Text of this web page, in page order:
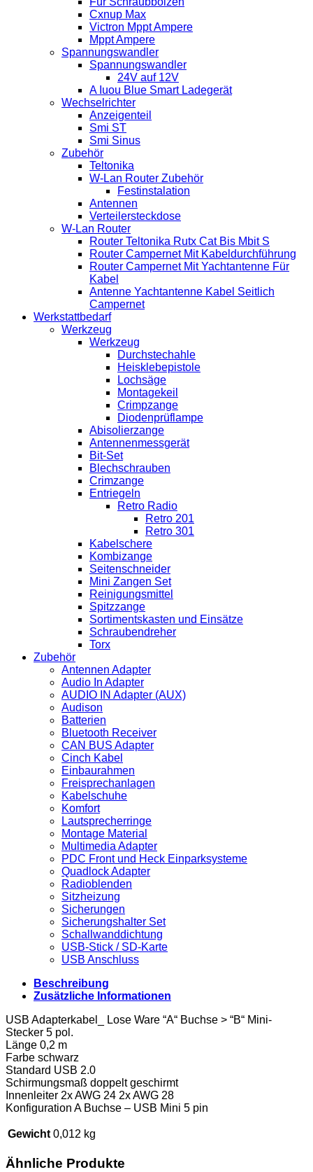
Cxnup Max
Victron Mppt Ampere
Mppt Ampere
Spannungswandler
Spannungswandler
24V auf 12V
A Iuou Blue Smart Ladegerät
Wechselrichter
Anzeigenteil
Smi ST
Smi Sinus
Zubehör
Teltonika
W-Lan Router Zubehör
Festinstalation
Antennen
Verteilersteckdose
W-Lan Router
Router Teltonika Rutx Cat Bis Mbit S
Router Campernet Mit Kabeldurchführung
Router Campernet Mit Yachtantenne Für
Kabel
Antenne Yachtantenne Kabel Seitlich
Campernet
Werkstattbedarf
Werkzeug
Werkzeug
Durchstechahle
Heisklebepistole
Lochsäge
Montagekeil
Crimpzange
Diodenprüflampe
Abisolierzange
Antennenmessgerät
Bit-Set
Blechschrauben
Crimzange
Entriegeln
Retro Radio
Retro 201
Retro 301
Kabelschere
Kombizange
Seitenschneider
Mini Zangen Set
Reinigungsmittel
Spitzzange
Sortimentskasten und Einsätze
Schraubendreher
Torx
Zubehör
Antennen Adapter
Audio In Adapter
AUDIO IN Adapter (AUX)
Audison
Batterien
Bluetooth Receiver
CAN BUS Adapter
Cinch Kabel
Einbaurahmen
Freisprechanlagen
Kabelschuhe
Komfort
Lautsprecherringe
Montage Material
Multimedia Adapter
PDC Front und Heck Einparksysteme
Quadlock Adapter
Radioblenden
Sitzheizung
Sicherungen
Sicherungshalter Set
Schallwanddichtung
USB-Stick / SD-Karte
USB Anschluss
Beschreibung
Zusätzliche Informationen
USB Adapterkabel_ Lose Ware “A“ Buchse > “B“ Mini-
Stecker 5 pol.
Länge 0,2 m
Farbe schwarz
Standard USB 2.0
Schirmungsmaß doppelt geschirmt
Innenleiter 2x AWG 24 2x AWG 28
Konfiguration A Buchse – USB Mini 5 pin
Gewicht 0,012 kg
Ähnliche Produkte